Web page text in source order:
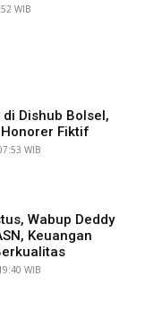
WIB
Dishub Bolsel,
Fiktif
WIB
Wabup Deddy
Keuangan
WIB